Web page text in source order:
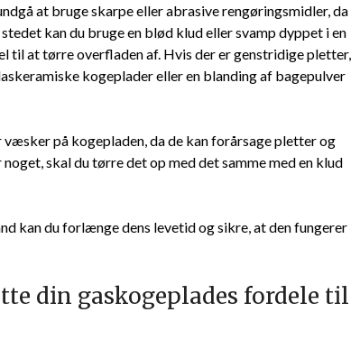
at bruge skarpe eller abrasive rengøringsmidler, da
kan du bruge en blød klud eller svamp dyppet i en
til at tørre overfladen af. Hvis der er genstridige pletter,
kogeplader eller en blanding af bagepulver
på kogepladen, da de kan forårsage pletter og
skal du tørre det op med det samme med en klud
kan du forlænge dens levetid og sikre, at den fungerer
din gaskogeplades fordele til